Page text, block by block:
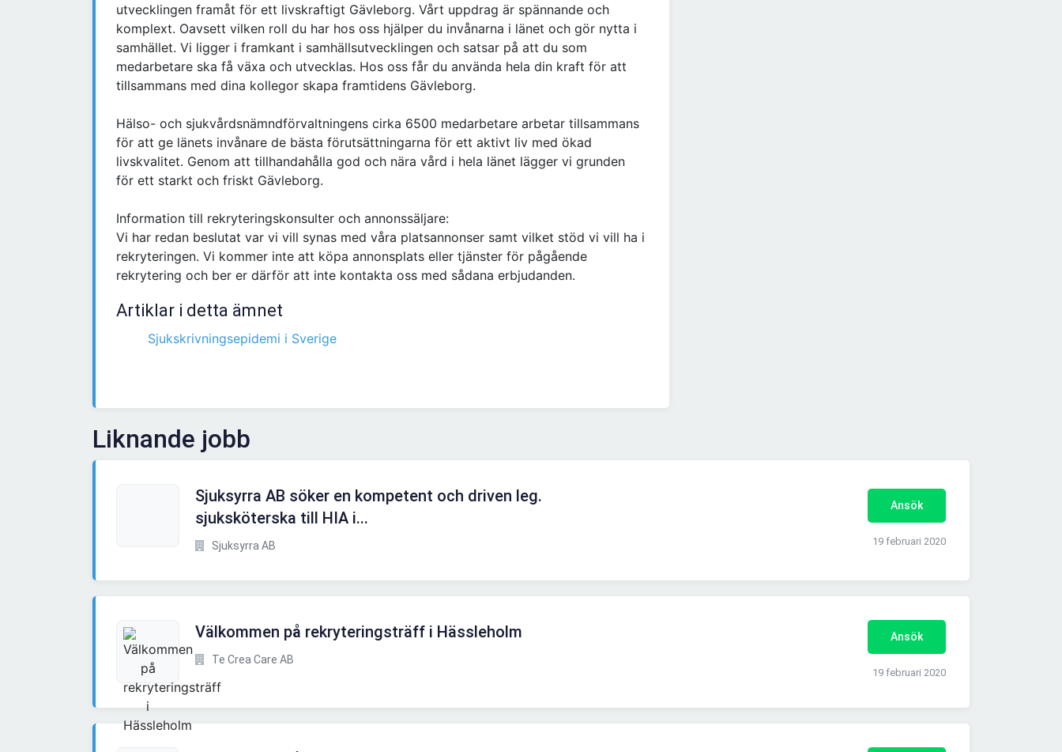
utvecklingen framåt för ett livskraftigt Gävleborg. Vårt uppdrag är spännande och
komplext. Oavsett vilken roll du har hos oss hjälper du invånarna i länet och gör nytta i
samhället. Vi ligger i framkant i samhällsutvecklingen och satsar på att du som
medarbetare ska få växa och utvecklas. Hos oss får du använda hela din kraft för att
tillsammans med dina kollegor skapa framtidens Gävleborg.
Hälso- och sjukvårdsnämndförvaltningens cirka 6500 medarbetare arbetar tillsammans
för att ge länets invånare de bästa förutsättningarna för ett aktivt liv med ökad
livskvalitet. Genom att tillhandahålla god och nära vård i hela länet lägger vi grunden
för ett starkt och friskt Gävleborg.
Information till rekryteringskonsulter och annonssäljare:
Vi har redan beslutat var vi vill synas med våra platsannonser samt vilket stöd vi vill ha i
rekryteringen. Vi kommer inte att köpa annonsplats eller tjänster för pågående
rekrytering och ber er därför att inte kontakta oss med sådana erbjudanden.
Artiklar i detta ämnet
Sjukskrivningsepidemi i Sverige
Liknande jobb
Sjuksyrra AB söker en kompetent och driven leg.
sjuksköterska till HIA i...
Sjuksyrra AB
Ansök
19 februari 2020
Välkommen på rekryteringsträff i Hässleholm
Te Crea Care AB
Ansök
19 februari 2020